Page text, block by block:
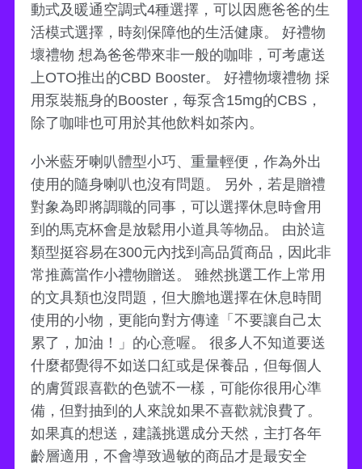
動式及暖通空調式4種選擇，可以因應爸爸的生
活模式選擇，時刻保障他的生活健康。 好禮物
壞禮物 想為爸爸帶來非一般的咖啡，可考慮送
上OTO推出的CBD Booster。 好禮物壞禮物 採
用泵裝瓶身的Booster，每泵含15mg的CBS，
除了咖啡也可用於其他飲料如茶內。
小米藍牙喇叭體型小巧、重量輕便，作為外出
使用的隨身喇叭也沒有問題。 另外，若是贈禮
對象為即將調職的同事，可以選擇休息時會用
到的馬克杯會是放鬆用小道具等物品。 由於這
類型挺容易在300元內找到高品質商品，因此非
常推薦當作小禮物贈送。 雖然挑選工作上常用
的文具類也沒問題，但大膽地選擇在休息時間
使用的小物，更能向對方傳達「不要讓自己太
累了，加油！」的心意喔。 很多人不知道要送
什麼都覺得不如送口紅或是保養品，但每個人
的膚質跟喜歡的色號不一樣，可能你很用心準
備，但對抽到的人來說如果不喜歡就浪費了。
如果真的想送，建議挑選成分天然，主打各年
齡層適用，不會導致過敏的商品才是最安全